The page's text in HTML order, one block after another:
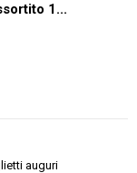
1...
auguri